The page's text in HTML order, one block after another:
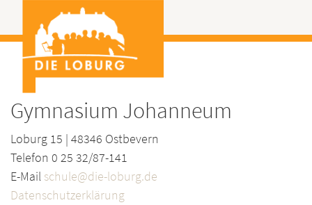
Gymnasium Johanneum
Loburg 15 | 48346 Ostbevern
Telefon 0 25 32/87-141
E-Mail schule@die-loburg.de
Datenschutzerklärung